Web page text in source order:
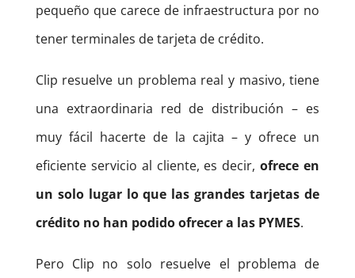
pequeño que carece de infraestructura por no
tener terminales de tarjeta de crédito.
Clip resuelve un problema real y masivo, tiene
una extraordinaria red de distribución – es
muy fácil hacerte de la cajita – y ofrece un
eficiente servicio al cliente, es decir,ofrece en
un solo lugar lo que las grandes tarjetas de
crédito no han podido ofrecer a las PYMES.
Pero Clip no solo resuelve el problema de